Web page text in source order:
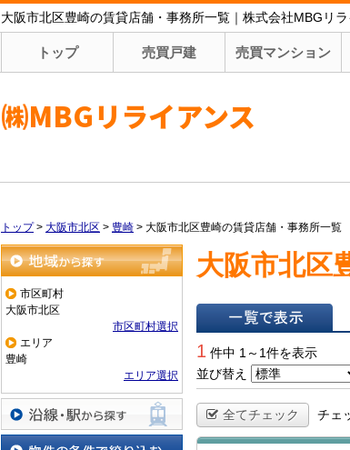
大阪市北区豊崎の賃貸店舗・事務所一覧｜株式会社MBGリラ
トップ 売買戸建 売買マンション
㈱MBGリライアンス
トップ> 大阪市北区 > 豊崎 > 大阪市北区豊崎の賃貸店舗・事務所一覧
地域から探す
市区町村
大阪市北区
市区町村選択
エリア
豊崎
エリア選択
沿線・駅から探す
大阪市北区
1 件中 1～1件を表示
並び替え
全てチェック チェ